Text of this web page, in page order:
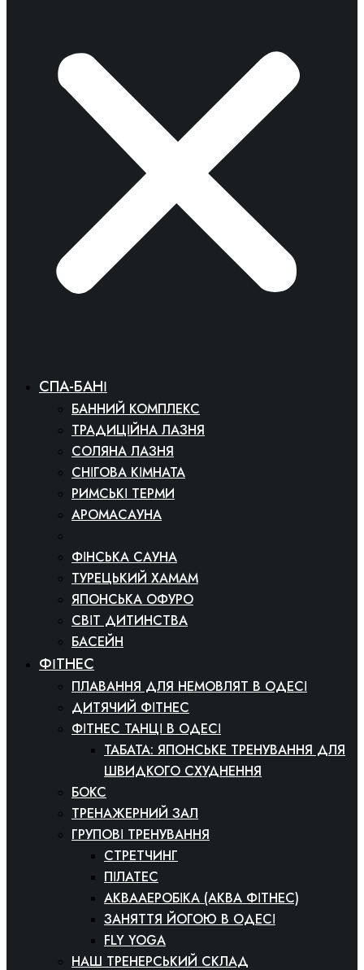
СПА-БАНІ
БАННИЙ КОМПЛЕКС
ТРАДИЦІЙНА ЛАЗНЯ
СОЛЯНА ЛАЗНЯ
СНІГОВА КІМНАТА
РИМСЬКІ ТЕРМИ
АРОМАСАУНА
ФІНСЬКА САУНА
ТУРЕЦЬКИЙ ХАМАМ
ЯПОНСЬКА ОФУРО
СВІТ ДИТИНСТВА
БАСЕЙН
ФІТНЕС
ПЛАВАННЯ ДЛЯ НЕМОВЛЯТ В ОДЕСІ
ДИТЯЧИЙ ФІТНЕС
ФІТНЕС ТАНЦІ В ОДЕСІ
ТАБАТА: ЯПОНСЬКЕ ТРЕНУВАННЯ ДЛЯ
ШВИДКОГО СХУДНЕННЯ
БОКС
ТРЕНАЖЕРНИЙ ЗАЛ
ГРУПОВІ ТРЕНУВАННЯ
СТРЕТЧИНГ
ПІЛАТЕС
АКВААЕРОБІКА (АКВА ФІТНЕС)
ЗАНЯТТЯ ЙОГОЮ В ОДЕСІ
FLY YOGA
НАШ ТРЕНЕРСЬКИЙ СКЛАД